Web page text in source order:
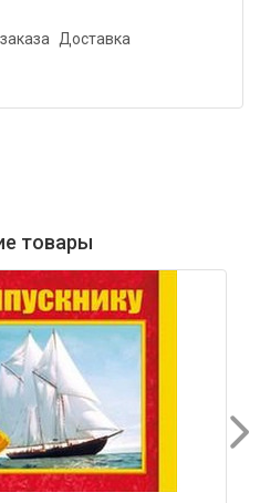
Доставка
товары